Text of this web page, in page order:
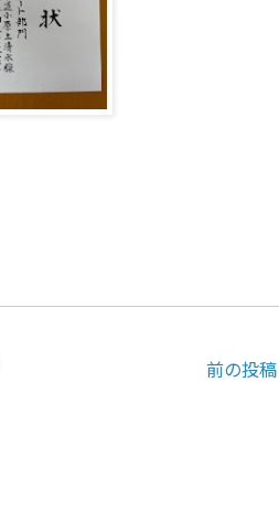
前の投稿